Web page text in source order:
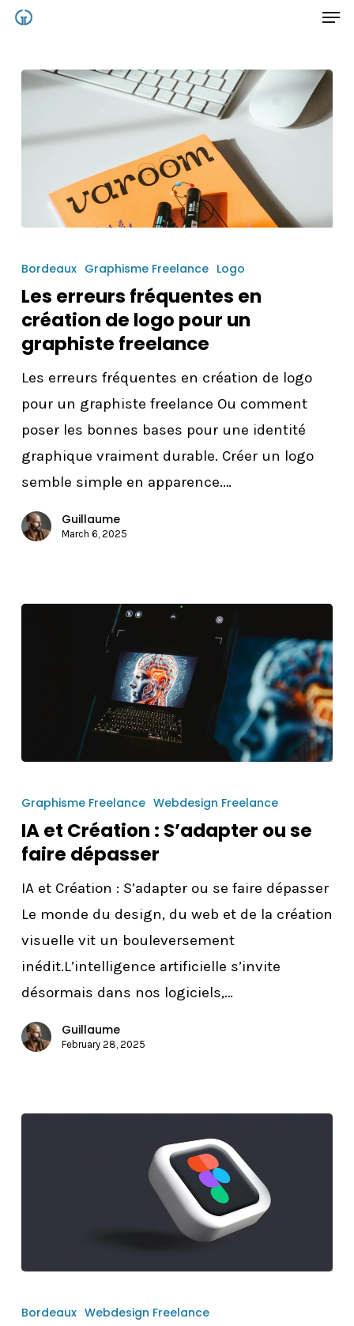
Skip
content
erreurs
fréquentes
en
création
de
un
graphiste
Bordeaux Graphisme Freelance Logo
Les erreurs fréquentes en
création de logo pour un
graphiste freelance
Les erreurs fréquentes en création de logo
pour un graphiste freelance Ou comment
poser les bonnes bases pour une identité
graphique vraiment durable. Créer un logo
semble simple en apparence.…
Guillaume
March 6, 2025
et
Création
:
S’adapter
faire
dépasser
Graphisme Freelance Webdesign Freelance
IA et Création : S’adapter ou se
faire dépasser
IA et Création : S’adapter ou se faire dépasser
Le monde du design, du web et de la création
visuelle vit un bouleversement
inédit.L’intelligence artificielle s’invite
désormais dans nos logiciels,…
Guillaume
February 28, 2025
en
Bordeaux Webdesign Freelance